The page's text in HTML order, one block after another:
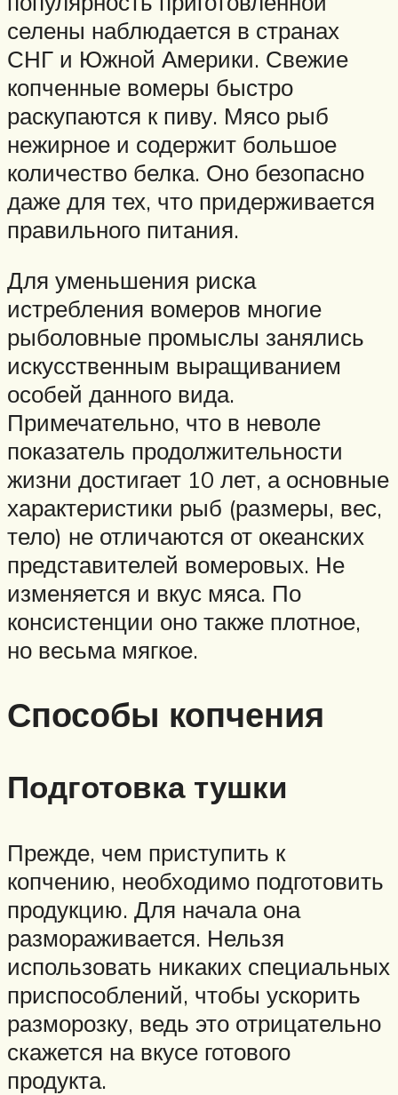
селены наблюдается в странах
СНГ и Южной Америки. Свежие
копченные вомеры быстро
раскупаются к пиву. Мясо рыб
нежирное и содержит большое
количество белка. Оно безопасно
даже для тех, что придерживается
правильного питания.
Для уменьшения риска
истребления вомеров многие
рыболовные промыслы занялись
искусственным выращиванием
особей данного вида.
Примечательно, что в неволе
показатель продолжительности
жизни достигает 10 лет, а основные
характеристики рыб (размеры, вес,
тело) не отличаются от океанских
представителей вомеровых. Не
изменяется и вкус мяса. По
консистенции оно также плотное,
но весьма мягкое.
Способы копчения
Подготовка тушки
Прежде, чем приступить к
копчению, необходимо подготовить
продукцию. Для начала она
размораживается. Нельзя
использовать никаких специальных
приспособлений, чтобы ускорить
разморозку, ведь это отрицательно
скажется на вкусе готового
продукта.